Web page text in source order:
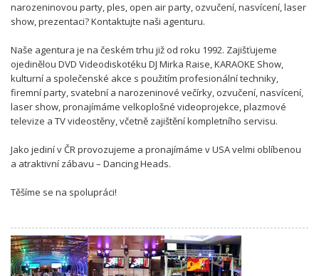
narozeninovou party, ples, open air party, ozvučení, nasvícení, laser
show, prezentaci? Kontaktujte naši agenturu.
Naše agentura je na českém trhu již od roku 1992. Zajišťujeme
ojedinělou DVD Videodiskotéku DJ Mirka Raise, KARAOKE Show,
kulturní a společenské akce s použitím profesionální techniky,
firemní party, svatební a narozeninové večírky, ozvučení, nasvícení,
laser show, pronajímáme velkoplošné videoprojekce, plazmové
televize a TV videostěny, včetně zajištění kompletního servisu.
Jako jediní v ČR provozujeme a pronajímáme v USA velmi oblíbenou
a atraktivní zábavu – Dancing Heads.
Těšíme se na spolupráci!